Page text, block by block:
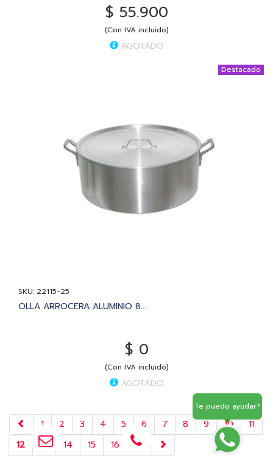
$ 55.900
(Con IVA incluido)
AGOTADO
Destacado
SKU: 22115-25
OLLA ARROCERA ALUMINIO 8...
$ 0
(Con IVA incluido)
AGOTADO
1 2 3 4 5 6 7 8 9 10
11
12
13 14 15 16 17
Te puedo ayudar?